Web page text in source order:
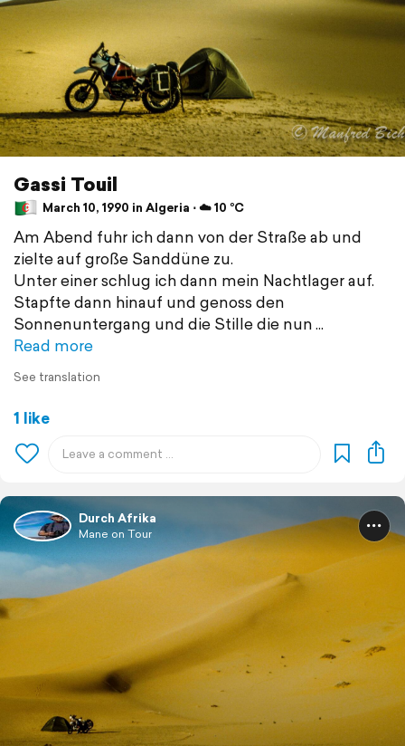
Gassi Touil
March 10, 1990 in Algeria ⋅ ☁️ 10 °C
Am Abend fuhr ich dann von der Straße ab und
zielte auf große Sanddüne zu.
Unter einer schlug ich dann mein Nachtlager auf.
Stapfte dann hinauf und genoss den
Sonnenuntergang und die Stille die nun
Read more
See translation
1 like
Durch Afrika
Mane on Tour